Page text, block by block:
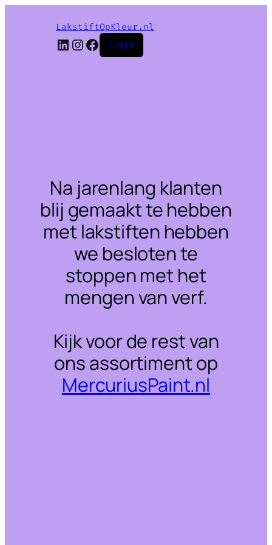
LakstiftOpKleur.nl
LinkedIn
Instagram
Facebook
Login
Na jarenlang klanten
blij gemaakt te hebben
met lakstiften hebben
we besloten te
stoppen met het
mengen van verf.
Kijk voor de rest van
ons assortiment op
MercuriusPaint.nl